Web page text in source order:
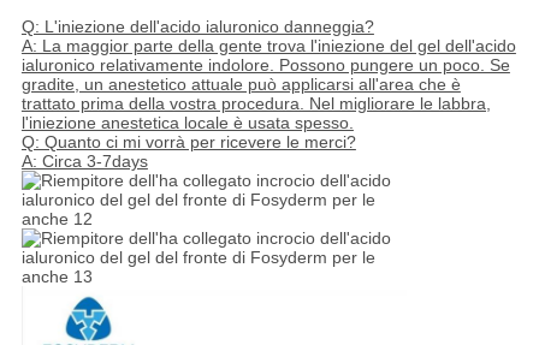
Q: L'iniezione dell'acido ialuronico danneggia?
A: La maggior parte della gente trova l'iniezione del gel dell'acido
ialuronico relativamente indolore. Possono pungere un poco. Se
gradite, un anestetico attuale può applicarsi all'area che è
trattato prima della vostra procedura. Nel migliorare le labbra,
l'iniezione anestetica locale è usata spesso.
Q: Quanto ci mi vorrà per ricevere le merci?
A: Circa 3-7days